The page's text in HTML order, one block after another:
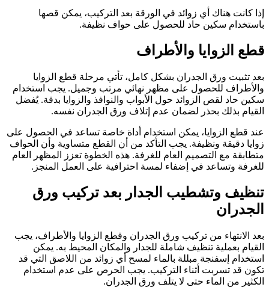
إذا كانت هناك أي زوائد في الورقة بعد التركيب، يمكن قصها
باستخدام سكين حاد للحصول على حواف نظيفة.
قطع الزوايا والأطراف
بعد تثبيت ورق الجدران بشكل كامل، تأتي مرحلة قطع الزوايا
والأطراف للحصول على مظهر نهائي مرتب وجميل. يجب استخدام
سكين حاد لقص الزوائد حول الأبواب والنوافذ والزوايا بدقة. يُفضل
القيام بذلك بحذر لضمان عدم إتلاف ورق الجدران نفسه.
عند قطع الزوايا، يمكن استخدام أداة خاصة تساعد في الحصول على
زوايا دقيقة ونظيفة. يجب التأكد من أن القطع متساوية وأن الحواف
متطابقة مع التصميم العام للغرفة. هذه الخطوة تعزز المظهر العام
للغرفة وتساعد في إضفاء لمسة احترافية على العمل المنجز.
تنظيف وتشطيب الجدار بعد تركيب ورق
الجدران
بعد الانتهاء من تركيب ورق الجدران وقطع الزوايا والأطراف، يجب
القيام بعملية تنظيف شاملة للجدار والمكان المحيط به. يمكن
استخدام إسفنجة مبللة بالماء لمسح أي زوائد من اللاصق التي قد
تكون قد تسربت أثناء التركيب. يجب الحرص على عدم استخدام
الكثير من الماء حتى لا يتلف ورق الجدران.